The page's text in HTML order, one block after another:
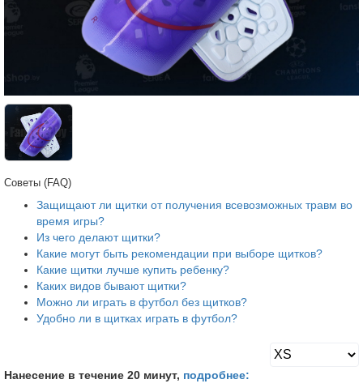
Советы (FAQ)
Защищают ли щитки от получения всевозможных травм во
время игры?
Из чего делают щитки?
Какие могут быть рекомендации при выборе щитков?
Какие щитки лучше купить ребенку?
Каких видов бывают щитки?
Можно ли играть в футбол без щитков?
Удобно ли в щитках играть в футбол?
Нанесение в течение 20 минут, подробнее: